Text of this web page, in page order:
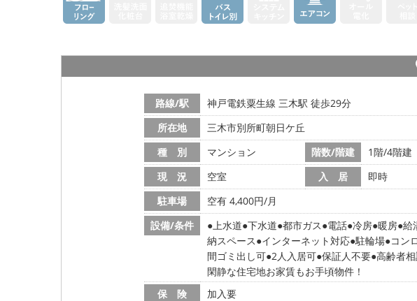
路線/駅
神戸電鉄粟生線 三木駅 徒歩29分
所在地
三木市別所町朝日ケ丘
種 別
マンション 階数/階建 1階/4階建
現 況
空室 入 居 即時
駐車場
空有 4,400円/月
設備/条件
上水道 下水道 都市ガス 電話 冷房 暖房 給
納スペース インターネット対応 駐輪場 コン
間ゴミ出し可 2人入居可 保証人不要 高齢者
閑静な住宅地お家賃もお手頃物件！
保 険
加入要